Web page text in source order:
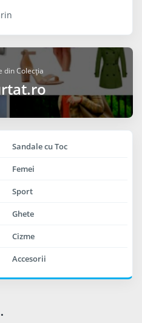
din Colecția
Sandale cu Toc
Femei
Sport
Ghete
Cizme
Accesorii